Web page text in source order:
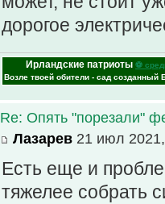
дорогое
Ирландские патриоты ⚽
Возле твоей обители - сад созданный
Re: Опять "порезали"
Лазарев 21 июл
Есть еще и
тяжелее собрать